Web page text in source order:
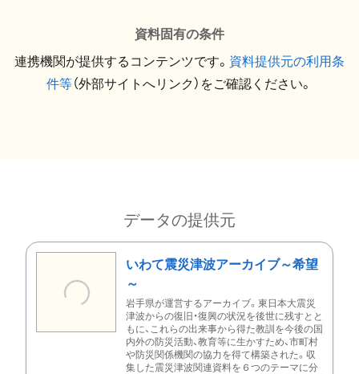
資料固有の条件
連携機関が提供するコンテンツです。 資料提供元の利用条
件等（外部サイトへリンク）をご確認ください。
データの提供元
いわて震災津波アーカイブ～希望
～
岩手県が運営するアーカイブ。東日本大震災
津波からの復旧・復興の状況を後世に残すとと
もに、これらの出来事から得た教訓を今後の国
内外の防災活動、教育等に生かすため、市町村
や防災関係機関の協力を得て構築された。収
集した震災津波関連資料を６つのテーマに分